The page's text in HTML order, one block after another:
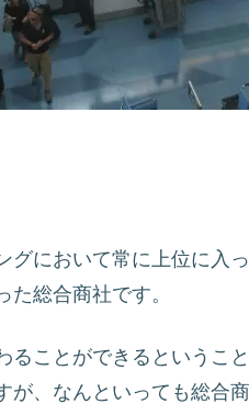
グにおいて常に上位に入
総合商社です。
ることができるというこ
が、なんといっても総合